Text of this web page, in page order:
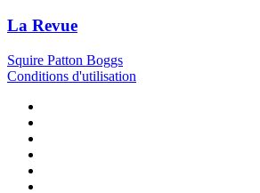
La Revue
Squire Patton Boggs
Conditions d'utilisation